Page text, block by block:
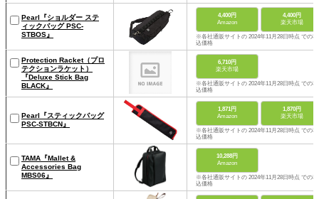
Pearl『ショルダー ステ
ィックバッグ PSC-
STBOS』
4,400円
Amazon
4,400円
楽天市場
※各社通販サイトの 2024年11月28日時点 での税
込価格
Protection Racket（プロ
テクションラケット）
『Deluxe Stick Bag
BLACK』
6,710円
楽天市場
※各社通販サイトの 2024年11月28日時点 での税
込価格
Pearl『スティックバッグ
PSC-STBCN』
1,871円
Amazon
1,870円
楽天市場
※各社通販サイトの 2024年11月28日時点 での税
込価格
TAMA『Mallet &
Accessories Bag
MBS06』
10,288円
Amazon
※各社通販サイトの 2024年11月28日時点 での税
込価格